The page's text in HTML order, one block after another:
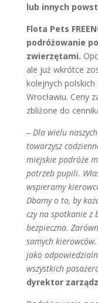
lub innych
Flota Pets
podróżowanie
zwierzętami.
ale już wkrótce
kolejnych
Wrocławiu. Ceny
zbliżone do
– Dla wielu
towarzysz
miejskie podróże
potrzeb pupili.
wspieramy
Dbamy o to, by
czy na spotkanie z
bezpieczna.
samych
jako
wszystkich
dyrektor